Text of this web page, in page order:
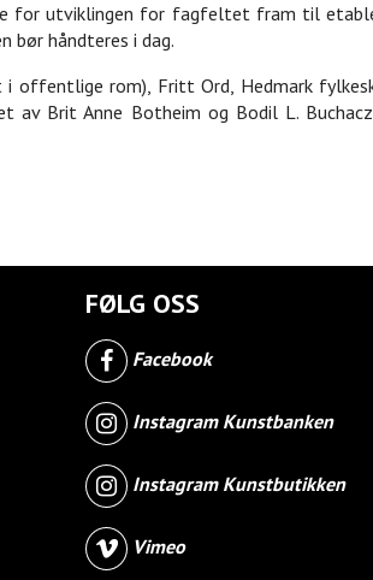
for utviklingen for fagfeltet fram til
bør håndteres i dag.
rom), Fritt Ord, Hedmark
av Brit Anne Botheim og Bodil L.
FØLG OSS
Facebook
Instagram Kunstbanken
Instagram Kunstbutikken
Vimeo